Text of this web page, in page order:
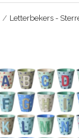
Letterbekers -